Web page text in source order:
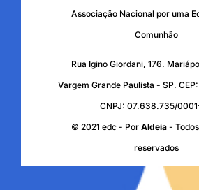
Associação Nacional por uma
Comunhão
Rua Igino Giordani, 176.
Vargem Grande Paulista - SP.
CNPJ: 07.638.735/
© 2021 edc - Por Aldeia -
reservados